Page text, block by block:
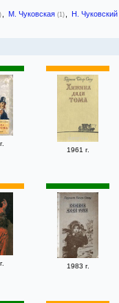
М. Чуковская (1) Н. Чуковский
1961 г.
1983 г.